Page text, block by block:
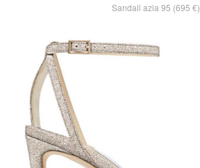
Sandali azia 95 (695 €)